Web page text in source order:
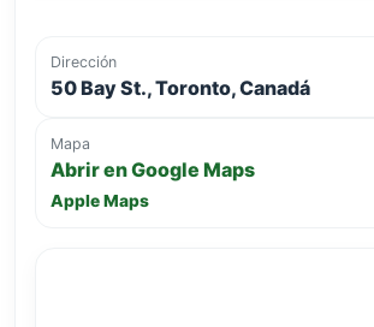
Dirección
50 Bay St., Toronto, Canadá
Mapa
Abrir en Google Maps
Apple Maps